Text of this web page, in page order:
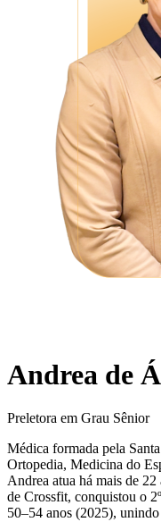
Andrea de
Preletora em Grau Sênior
Médica formada pela
Ortopedia, Medicina do
Andrea atua há mais de
de Crossfit, conquistou o
50–54 anos (2025),